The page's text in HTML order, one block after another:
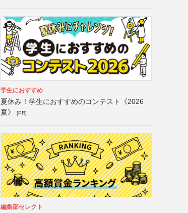
学生におすすめ
夏休み！学生におすすめのコンテスト《2026
夏》
[PR]
編集部セレクト